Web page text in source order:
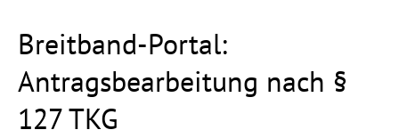
Breitband-Portal:
Antragsbearbeitung nach §
127 TKG